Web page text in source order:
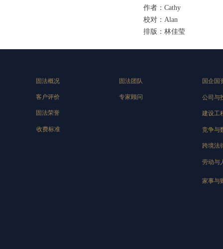
作者：Cathy
校对：Alan
排版：林佳莹
公司与
跨境法
建设工
竞争与
劳动与
国企国
客户评价
固法荣誉
固法概况
专家顾问
固法团队
家事与
收费标准